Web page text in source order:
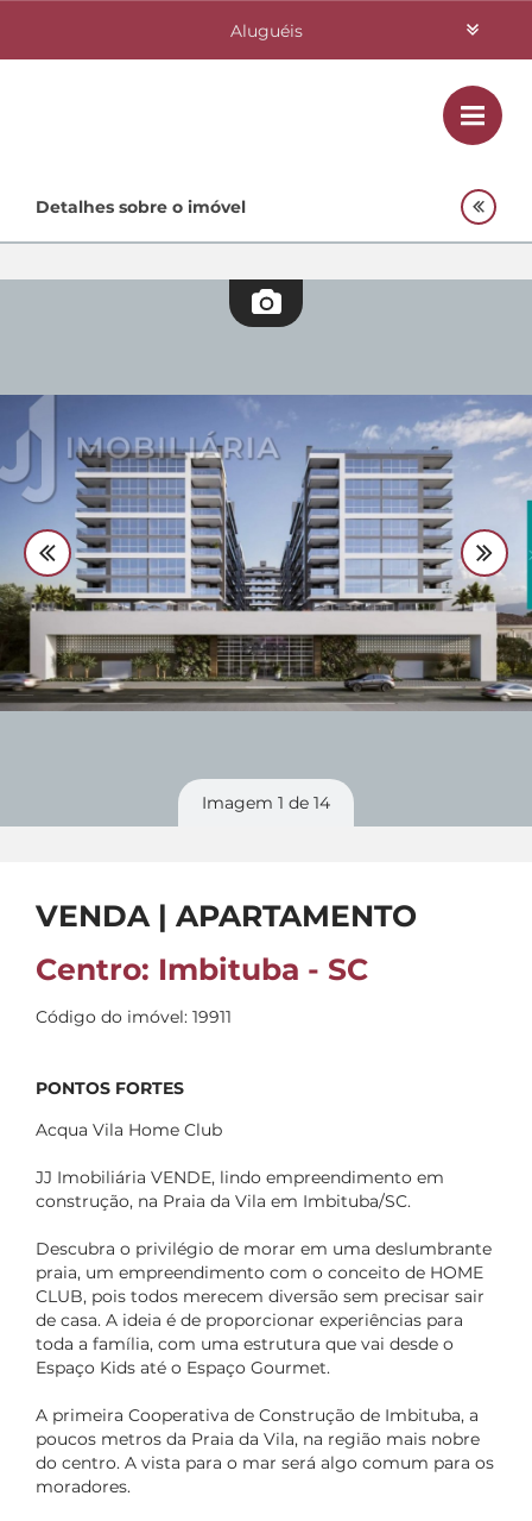
Aluguéis
Investimentos
Quem Somos
Fale Conosco 48 3364-0079
Plantão 48 99842-0500
Divulgue seu imóvel
Detalhes sobre o imóvel
Imagem 1 de 14
VENDA | APARTAMENTO
Centro: Imbituba - SC
Código do imóvel: 19911
PONTOS FORTES
Acqua Vila Home Club
JJ Imobiliária VENDE, lindo empreendimento em
construção, na Praia da Vila em Imbituba/SC.
Descubra o privilégio de morar em uma deslumbrante
praia, um empreendimento com o conceito de HOME
CLUB, pois todos merecem diversão sem precisar sair
de casa. A ideia é de proporcionar experiências para
toda a família, com uma estrutura que vai desde o
Espaço Kids até o Espaço Gourmet.
A primeira Cooperativa de Construção de Imbituba, a
poucos metros da Praia da Vila, na região mais nobre
do centro. A vista para o mar será algo comum para os
moradores.